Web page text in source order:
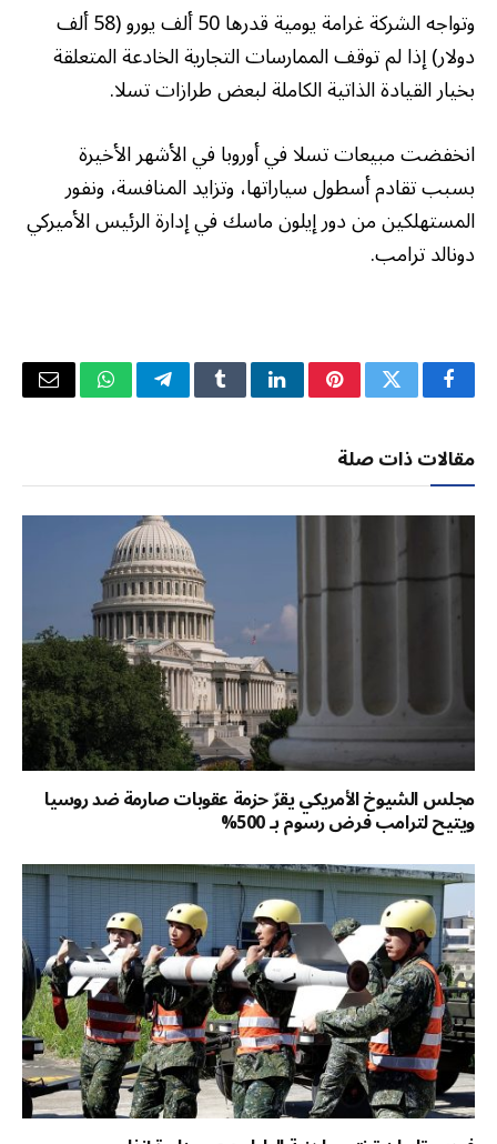
وتواجه الشركة غرامة يومية قدرها 50 ألف يورو (58 ألف
دولار) إذا لم توقف الممارسات التجارية الخادعة المتعلقة
بخيار القيادة الذاتية الكاملة لبعض طرازات تسلا.
انخفضت مبيعات تسلا في أوروبا في الأشهر الأخيرة
بسبب تقادم أسطول سياراتها، وتزايد المنافسة، ونفور
المستهلكين من دور إيلون ماسك في إدارة الرئيس الأميركي
دونالد ترامب.
فيسبوكتويتر بينتيريستلينكدإنTumblrتيلقرامواتسابالبريد
مقالات ذات صلة
مجلس الشيوخ الأمريكي يقرّ حزمة عقوبات صارمة ضد روسيا
ويتيح لترامب فرض رسوم بـ 500%